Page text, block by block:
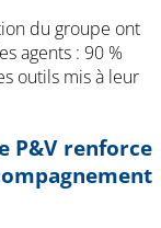
du groupe ont
agents : 90 %
outils mis à leur
P&V renforce